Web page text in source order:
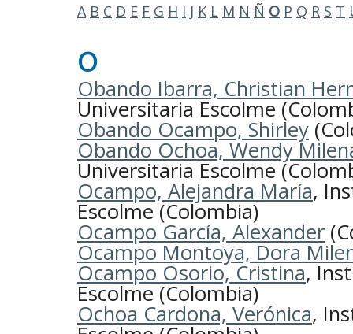
A B C D E F G H I J K L M N Ñ O P Q R S T
O
Obando Ibarra, Christian
Universitaria Escolme
Obando Ocampo, Shirley
Obando Ochoa, Wendy
Universitaria Escolme
Ocampo, Alejandra María,
Escolme (Colombia)
Ocampo García, Alexander
Ocampo Montoya, Dora
Ocampo Osorio, Cristina,
Escolme (Colombia)
Ochoa Cardona, Verónica,